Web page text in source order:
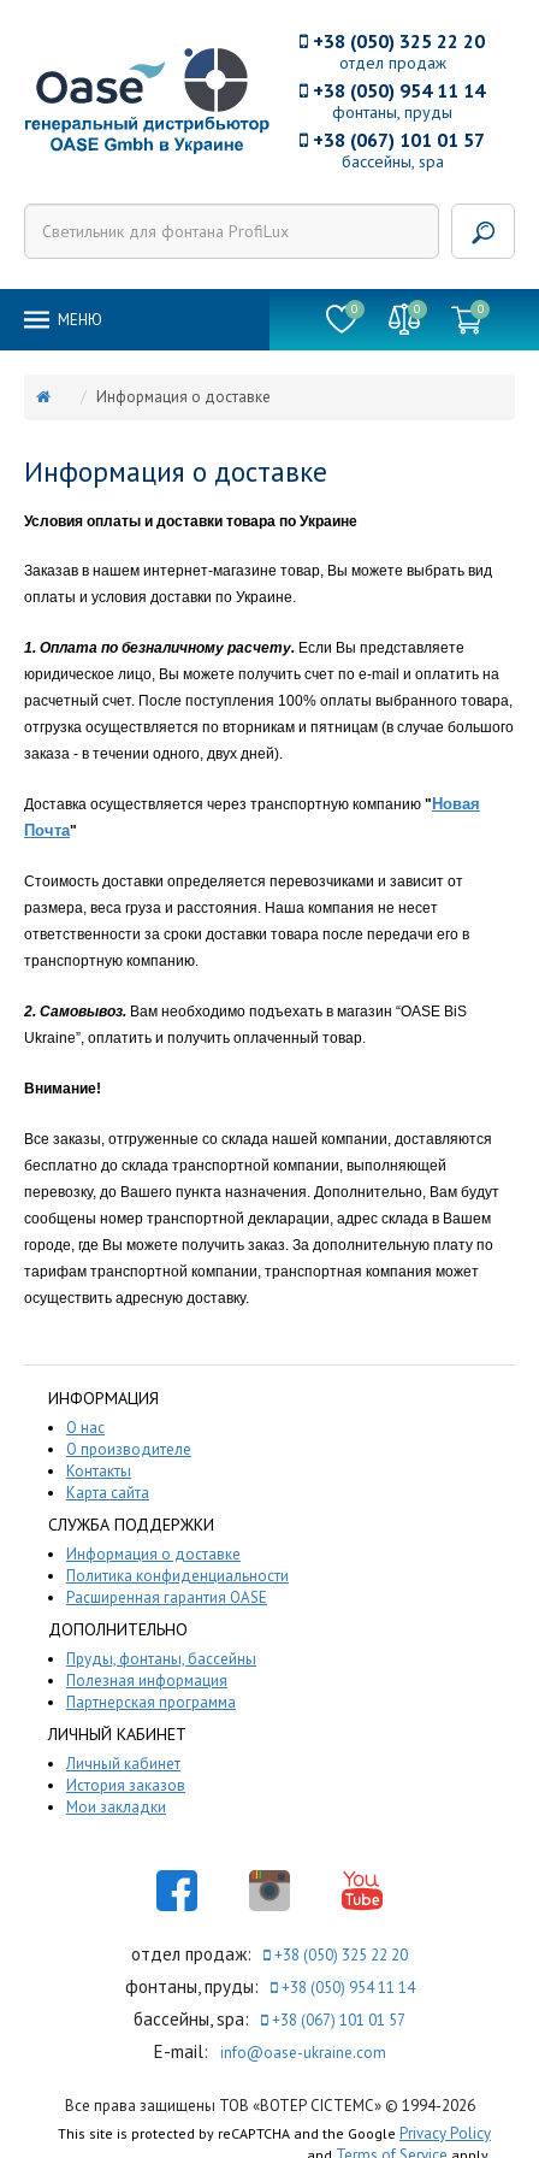
отдел продаж
+38 (050) 325 22 20
фонтаны, пруды
+38 (050) 954 11 14
бассейны, spa
+38 (067) 101 01 57
MEНЮ
0 0 0
Информация о доставке
Информация о доставке
Условия оплаты и доставки товара по Украине
Заказав в нашем интернет-магазине товар, Вы можете выбрать вид
оплаты и условия доставки по Украине.
1. Оплата по безналичному расчету. Если Вы представляете
юридическое лицо, Вы можете получить счет по e-mail и оплатить на
расчетный счет. После поступления 100% оплаты выбранного товара,
отгрузка осуществляется по вторникам и пятницам (в случае большого
заказа - в течении одного, двух дней).
Доставка осуществляется через транспортную компанию " Новая
Почта"
Стоимость доставки определяется перевозчиками и зависит от
размера, веса груза и расстояния. Наша компания не несет
ответственности за сроки доставки товара после передачи его в
транспортную компанию.
2. Самовывоз. Вам необходимо подъехать в магазин “OASE BiS
Ukraine”, оплатить и получить оплаченный товар.
Внимание!
Все заказы, отгруженные со склада нашей компании, доставляются
бесплатно до склада транспортной компании, выполняющей
перевозку, до Вашего пункта назначения. Дополнительно, Вам будут
сообщены номер транспортной декларации, адрес склада в Вашем
городе, где Вы можете получить заказ. За дополнительную плату по
тарифам транспортной компании, транспортная компания может
осуществить адресную доставку.
ИНФОРМАЦИЯ
О нас
О производителе
Контакты
Карта сайта
СЛУЖБА ПОДДЕРЖКИ
Информация о доставке
Политика конфиденциальности
Расширенная гарантия OASE
ДОПОЛНИТЕЛЬНО
Пруды, фонтаны, бассейны
Полезная информация
Партнерская программа
ЛИЧНЫЙ КАБИНЕТ
Личный кабинет
История заказов
Мои закладки
отдел продаж: +38 (050) 325 22 20
фонтаны, пруды: +38 (050) 954 11 14
бассейны, spa: +38 (067) 101 01 57
E-mail: info@oase-ukraine.com
Все права защищены ТОВ «ВОТЕР СІСТЕМС» © 1994-2026
This site is protected by reCAPTCHA and the Google Privacy Policy